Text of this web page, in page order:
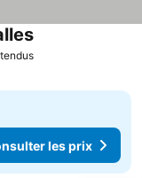
les prix